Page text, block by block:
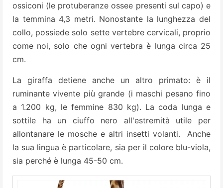
ossiconi (le protuberanze ossee presenti sul capo) e
la temmina 4,3 metri. Nonostante la lunghezza del
collo, possiede solo sette vertebre cervicali, proprio
come noi, solo che ogni vertebra è lunga circa 25
cm.
La giraffa detiene anche un altro primato: è il
ruminante vivente più grande (i maschi pesano fino
a 1.200 kg, le femmine 830 kg). La coda lunga e
sottile ha un ciuffo nero all'estremità utile per
allontanare le mosche e altri insetti volanti. Anche
la sua lingua è particolare, sia per il colore blu-viola,
sia perché è lunga 45-50 cm.